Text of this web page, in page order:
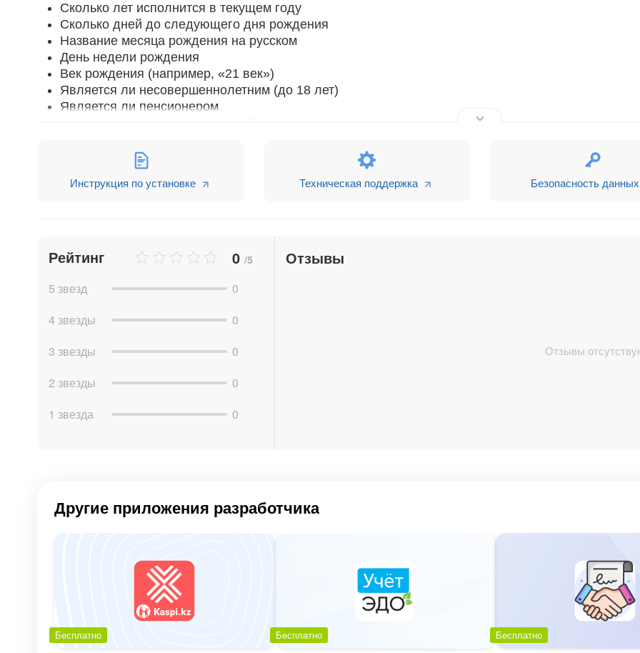
Сколько лет исполнится в текущем году
Сколько дней до следующего дня рождения
Название месяца рождения на русском
День недели рождения
Век рождения (например, «21 век»)
Является ли несовершеннолетним (до 18 лет)
Является ли пенсионером
Является ли текущий год юбилейным (каждые 5 лет)
Число месяца рождения (например, 12)
Сколько месяцев до следующего дня рождения
Квартал рождения (1, 2, 3, 4)
Обзор возможностей
Приложение работает бесплатно в течение 7 дней после установки , далее вы можете
Тарифы:
1) 4 500 тнг в месяц при оплате за год
Инструкция по установке Техническая поддержка Безопасность данных
Рейтинг 0 /5
5 звезд
0
4 звезды
0
3 звезды
0
2 звезды
0
1 звезда
0
Отзывы
Отзывы
Другие приложения разработчика
Бесплатно Бесплатно Бесплатно